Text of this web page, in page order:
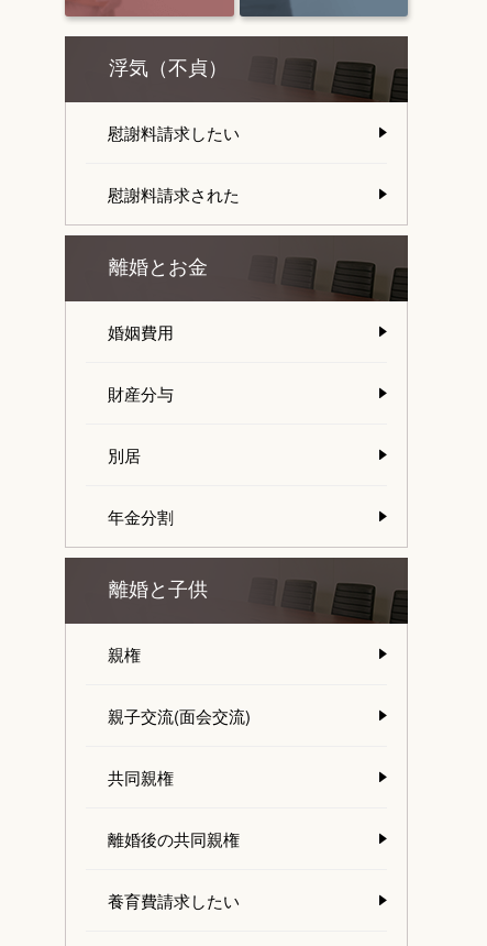
浮気（不貞）
慰謝料請求したい
慰謝料請求された
離婚とお金
婚姻費用
財産分与
別居
年金分割
離婚と子供
親権
親子交流(面会交流)
共同親権
離婚後の共同親権
養育費請求したい